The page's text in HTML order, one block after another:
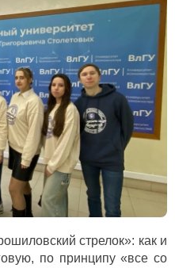
стрелок»: как и
по принципу «все со